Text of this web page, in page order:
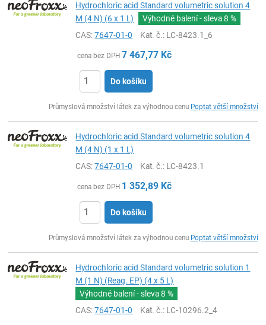
Hydrochloric acid Standard volumetric solution 4
M (4 N) (6 x 1 L)
Výhodné balení - sleva8 %
CAS:7647-01-0 Kat. č.: LC-8423.1_6
cena bez DPH 7 467,77 Kč
Do košíku
Průmyslová množství látek za výhodnou cenu Poptat větší množství
Hydrochloric acid Standard volumetric solution 4
M (4 N) (1 x 1 L)
CAS:7647-01-0 Kat. č.: LC-8423.1
cena bez DPH 1 352,89 Kč
Do košíku
Průmyslová množství látek za výhodnou cenu Poptat větší množství
Hydrochloric acid Standard volumetric solution 1
M (1 N) (Reag. EP) (4 x 5 L)
Výhodné balení - sleva8 %
CAS:7647-01-0 Kat. č.: LC-10296.2_4